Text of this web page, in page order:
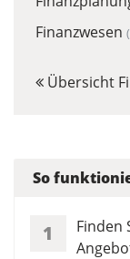
Finanzwesen
Übersicht
So
1
Finden